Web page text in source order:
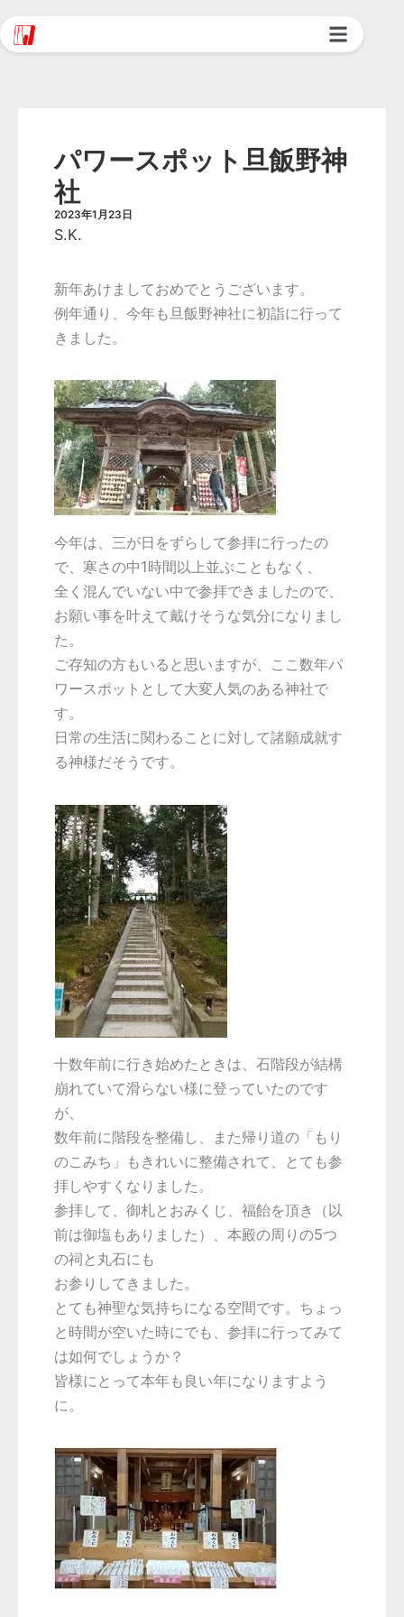
容
パワースポット旦飯野神
社
2023年1月23日
S.K.
新年あけましておめでとうございます。
例年通り、今年も旦飯野神社に初詣に行って
きました。
今年は、三が日をずらして参拝に行ったの
で、寒さの中1時間以上並ぶこともなく、
全く混んでいない中で参拝できましたので、
お願い事を叶えて戴けそうな気分になりまし
た。
ご存知の方もいると思いますが、ここ数年パ
ワースポットとして大変人気のある神社で
す。
日常の生活に関わることに対して諸願成就す
る神様だそうです。
十数年前に行き始めたときは、石階段が結構
崩れていて滑らない様に登っていたのです
が、
数年前に階段を整備し、また帰り道の「もり
のこみち」もきれいに整備されて、とても参
拝しやすくなりました。
参拝して、御札とおみくじ、福飴を頂き（以
前は御塩もありました）、本殿の周りの5つ
の祠と丸石にも
お参りしてきました。
とても神聖な気持ちになる空間です。ちょっ
と時間が空いた時にでも、参拝に行ってみて
は如何でしょうか？
皆様にとって本年も良い年になりますよう
に。